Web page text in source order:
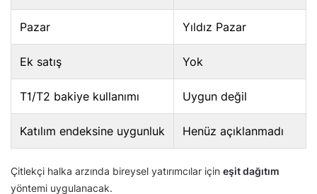
Pazar Yıldız Pazar
Ek satış Yok
T1/T2 bakiye kullanımı Uygun değil
Katılım endeksine uygunluk Henüz açıklanmadı
Çitlekçi halka arzında bireysel yatırımcılar için eşit dağıtım
yöntemi uygulanacak.